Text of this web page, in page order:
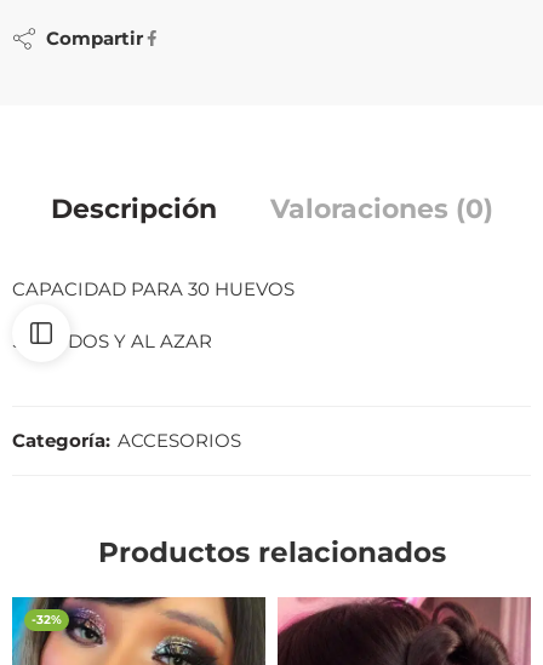
Compartir
Descripción Valoraciones (0)
CAPACIDAD PARA 30 HUEVOS
SURTIDOS Y AL AZAR
Categoría: ACCESORIOS
Productos relacionados
-32%